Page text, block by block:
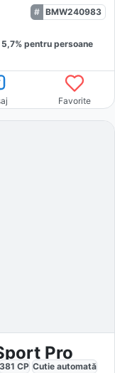
BMW240983
5,7% pentru persoane
Favorite
Pro
381 CP Cutie automată